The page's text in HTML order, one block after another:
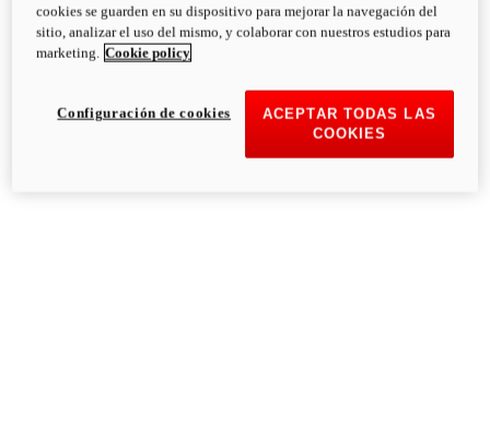
cookies se guarden en su dispositivo para mejorar la navegación del
sitio, analizar el uso del mismo, y colaborar con nuestros estudios para
marketing. Cookie policy
ACEPTAR TODAS LAS
COOKIES
Configuración de cookies